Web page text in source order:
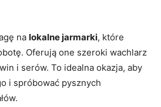
na lokalne jarmarki, które
Oferują one szeroki wachlarz
i⁣ serów. To ​idealna‍ okazja,⁣ aby
i spróbować pysznych